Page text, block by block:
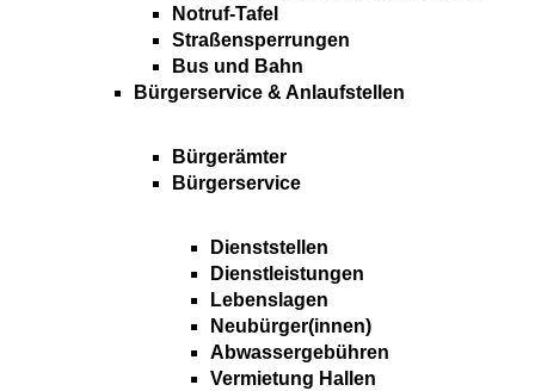
Notruf-Tafel
Straßensperrungen
Bus und Bahn
Bürgerservice & Anlaufstellen
Bürgerämter
Bürgerservice
Dienststellen
Dienstleistungen
Lebenslagen
Neubürger(innen)
Abwassergebühren
Vermietung Hallen